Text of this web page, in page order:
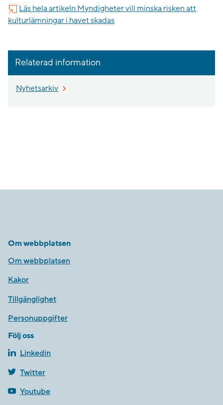
Läs hela artikeln Myndigheter vill minska risken att
kulturlämningar i havet skadas
Relaterad information
Nyhetsarkiv
Om webbplatsen
Om webbplatsen
Kakor
Tillgänglighet
Personuppgifter
Följ oss
Linkedin
Twitter
Youtube